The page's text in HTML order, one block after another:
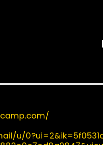
u/